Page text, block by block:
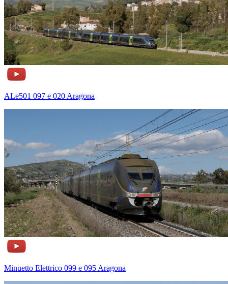
ALe501 097 e 020 Aragona
Minuetto Elettrico 099 e 095 Aragona